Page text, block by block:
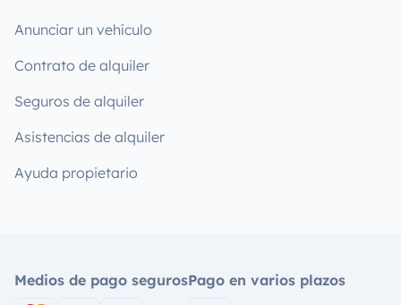
Anunciar un vehículo
Contrato de alquiler
Seguros de alquiler
Asistencias de alquiler
Ayuda propietario
Medios de pago segurosPago en varios plazos